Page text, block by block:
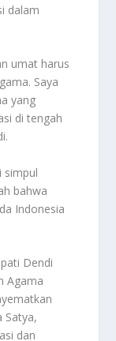
dalam
umat harus
Saya
yang
di tengah
simpul
bahwa
Indonesia
Dendi
Agama
Satya,
dan